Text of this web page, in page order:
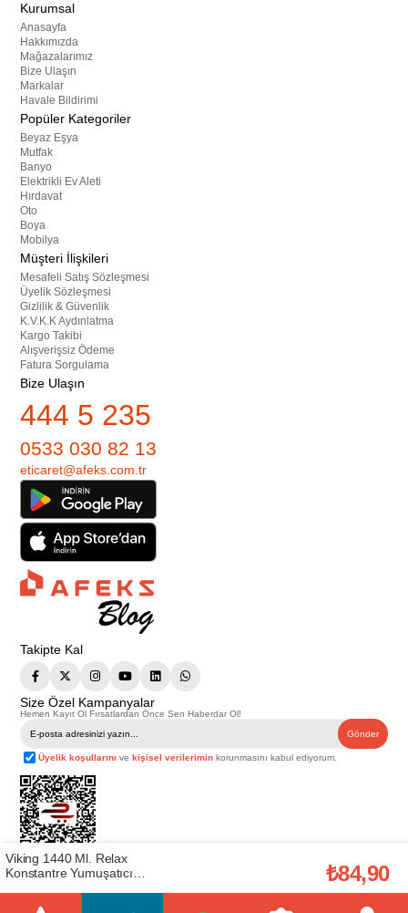
Kurumsal
Anasayfa
Hakkımızda
Mağazalarımız
Bize Ulaşın
Markalar
Havale Bildirimi
Popüler Kategoriler
Beyaz Eşya
Mutfak
Banyo
Elektrikli Ev Aleti
Hırdavat
Oto
Boya
Mobilya
Müşteri İlişkileri
Mesafeli Satış Sözleşmesi
Üyelik Sözleşmesi
Gizlilik & Güvenlik
K.V.K.K Aydınlatma
Kargo Takibi
Alışverişsiz Ödeme
Fatura Sorgulama
Bize Ulaşın
444 5 235
0533 030 82 13
eticaret@afeks.com.tr
Takipte Kal
Size Özel Kampanyalar
Hemen Kayıt Ol Fırsatlardan Önce Sen Haberdar Ol!
Gönder
Üyelik koşullarını vekişisel verilerimin korunmasını kabul ediyorum.
Telif Hakkı © 2026
. Tüm hakları saklıdır.
Bu web sitesindeki tüm ürünler ticari amaçlıdır. Web sitemizde yer alan
görsel ve yazılı içerikler firmamıza ait olup, firmamızın yazılı izni alınmadan
Viking 1440 Ml. Relax
Konstantre Yumuşatıcı
₺84,90